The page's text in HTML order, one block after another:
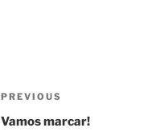
Navegação
de
Previous
Post
PREVIOUS
Vamos marcar!